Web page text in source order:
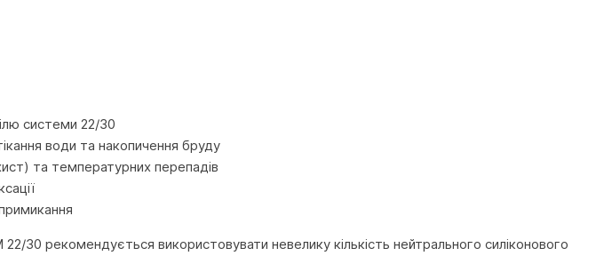
системи 22/30
води та накопичення бруду
та температурних перепадів
30 рекомендується використовувати невелику кількість нейтрального силіконового